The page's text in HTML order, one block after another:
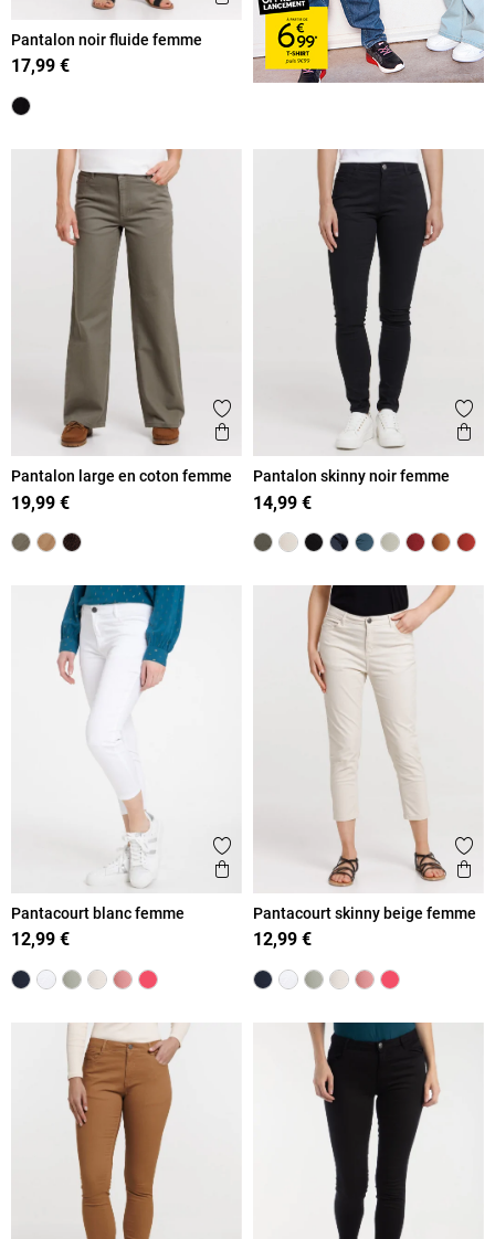
Pantalon noir fluide femme
17,99 €
Ajouter aux favoris
Aperçu rapide
Pantalon large en coton femme
19,99 €
Pantalon skinny noir femme
14,99 €
Ajouter aux favoris
Aperçu rapide
Pantacourt blanc femme
12,99 €
Pantacourt skinny beige femme
12,99 €